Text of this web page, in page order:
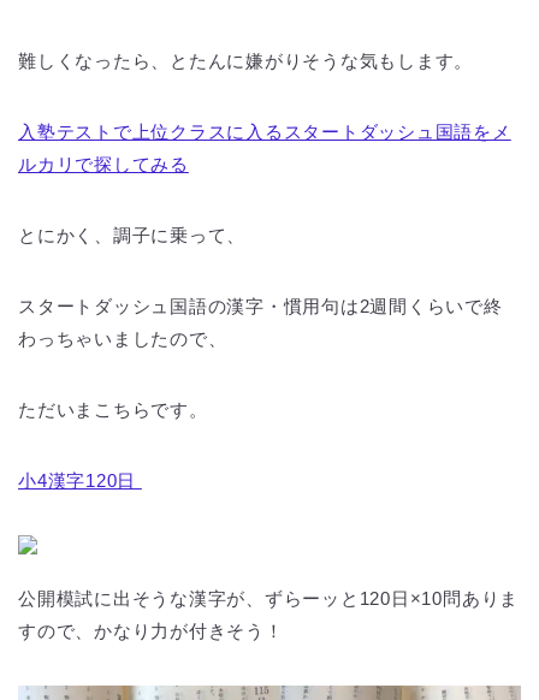
難しくなったら、とたんに嫌がりそうな気もします。
入塾テストで上位クラスに入るスタートダッシュ国語をメ
ルカリで探してみる
とにかく、調子に乗って、
スタートダッシュ国語の漢字・慣用句は2週間くらいで終
わっちゃいましたので、
ただいまこちらです。
小4漢字120日
公開模試に出そうな漢字が、ずらーッと120日×10問ありま
すので、かなり力が付きそう！